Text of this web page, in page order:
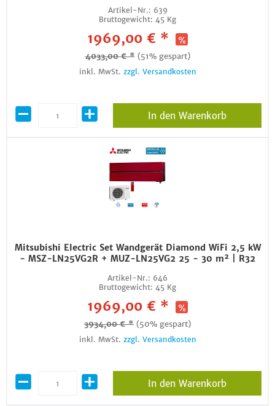
Artikel-Nr.: 639
Bruttogewicht: 45 Kg
1969,00 € *
4033,00 € * (51% gespart)
inkl. MwSt. zzgl. Versandkosten
In den Warenkorb
Mitsubishi Electric Set Wandgerät Diamond WiFi 2,5 kW
- MSZ-LN25VG2R + MUZ-LN25VG2 25 - 30 m² | R32
Artikel-Nr.: 646
Bruttogewicht: 45 Kg
1969,00 € *
3934,00 € * (50% gespart)
inkl. MwSt. zzgl. Versandkosten
In den Warenkorb